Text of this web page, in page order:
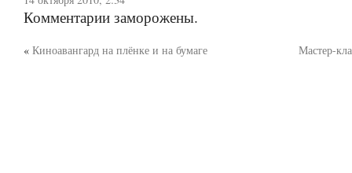
Комментарии заморожены.
« Киноавангард на плёнке и на бумаге Мастер-